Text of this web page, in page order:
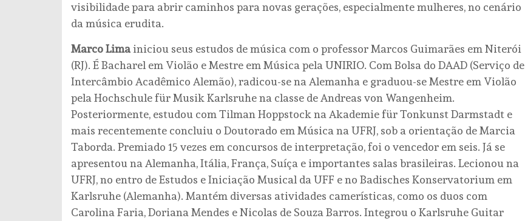
visibilidade para abrir caminhos para novas gerações, especialmente mulheres, no cenário
da música erudita.
Marco Limainiciou seus estudos de música com o professor Marcos Guimarães em Niterói
(RJ). É Bacharel em Violão e Mestre em Música pela UNIRIO. Com Bolsa do DAAD (Serviço de
Intercâmbio Acadêmico Alemão), radicou-se na Alemanha e graduou-se Mestre em Violão
pela Hochschule für Musik Karlsruhe na classe de Andreas von Wangenheim.
Posteriormente, estudou com Tilman Hoppstock na Akademie für Tonkunst Darmstadt e
mais recentemente concluiu o Doutorado em Música na UFRJ, sob a orientação de Marcia
Taborda. Premiado 15 vezes em concursos de interpretação, foi o vencedor em seis. Já se
apresentou na Alemanha, Itália, França, Suíça e importantes salas brasileiras. Lecionou na
UFRJ, no entro de Estudos e Iniciação Musical da UFF e no Badisches Konservatorium em
Karlsruhe (Alemanha). Mantém diversas atividades camerísticas, como os duos com
Carolina Faria, Doriana Mendes e Nicolas de Souza Barros. Integrou o Karlsruhe Guitar